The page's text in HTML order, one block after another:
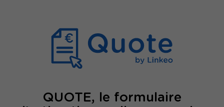
QUOTE, le formulaire